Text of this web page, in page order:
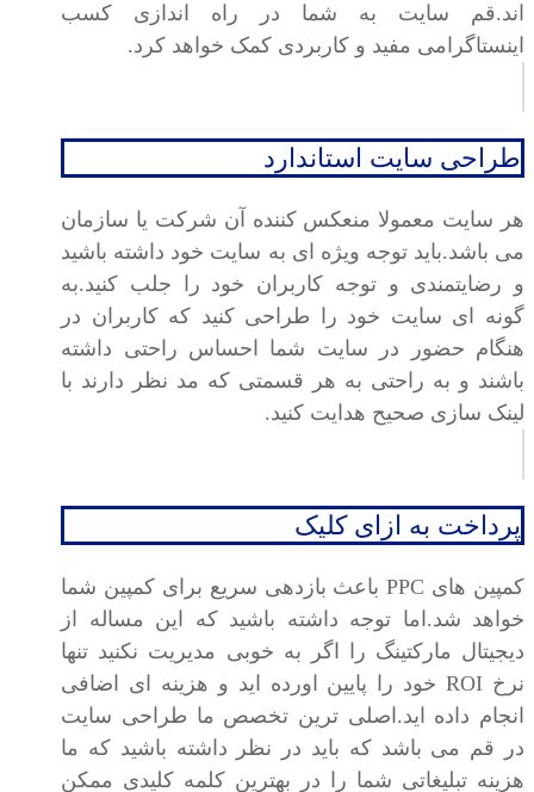
اند.قم سایت به شما در راه اندازی کسب
اینستاگرامی مفید و کاربردی کمک خواهد کرد.
طراحی سایت استاندارد
هر سایت معمولا منعکس کننده آن شرکت یا سازمان
می باشد.باید توجه ویژه ای به سایت خود داشته باشید
و رضایتمندی و توجه کاربران خود را جلب کنید.به
گونه ای سایت خود را طراحی کنید که کاربران در
هنگام حضور در سایت شما احساس راحتی داشته
باشند و به راحتی به هر قسمتی که مد نظر دارند با
لینک سازی صحیح هدایت کنید.
پرداخت به ازای کلیک
کمپین های PPC باعث بازدهی سریع برای کمپین شما
خواهد شد.اما توجه داشته باشید که این مساله از
دیجیتال مارکتینگ را اگر به خوبی مدیریت نکنید تنها
نرخ ROI خود را پایین اورده اید و هزینه ای اضافی
انجام داده اید.اصلی ترین تخصص ما طراحی سایت
در قم می باشد که باید در نظر داشته باشید که ما
هزینه تبلیغاتی شما را در بهترین کلمه کلیدی ممکن